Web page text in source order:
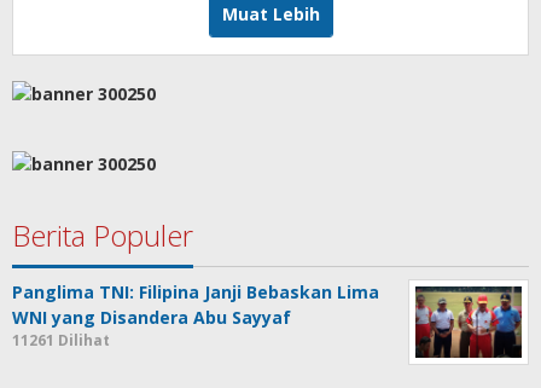
Muat Lebih
Berita Populer
Panglima TNI: Filipina Janji Bebaskan Lima
WNI yang Disandera Abu Sayyaf
11261 Dilihat